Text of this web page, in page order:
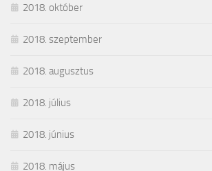
2018. október
2018. szeptember
2018. augusztus
2018. július
2018. június
2018. május